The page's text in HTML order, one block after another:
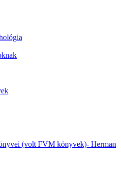
(volt FVM könyvek)- Herman